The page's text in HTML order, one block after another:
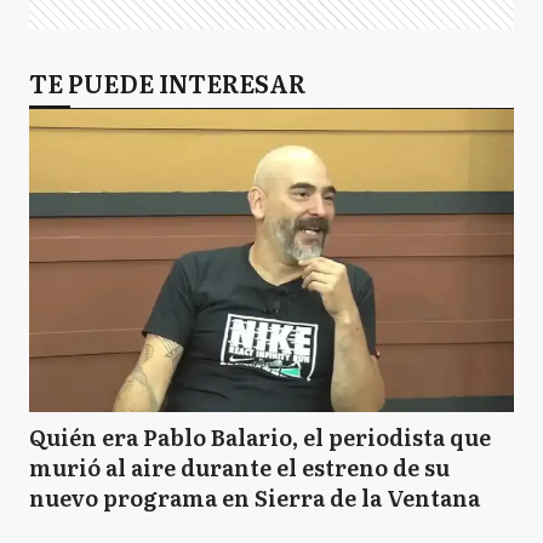
TE PUEDE INTERESAR
Quién era Pablo Balario, el periodista que
murió al aire durante el estreno de su
nuevo programa en Sierra de la Ventana